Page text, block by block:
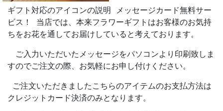
ギフト対応のアイコンの説明 メッセージカード無料サー
ビス！ 当店では、本来フラワーギフトはお客様のお気持
ちをお花を通してお届けしていると考えております。
ご入力いただいたメッセージをパソコンより印刷致しま
すのでご注文の際、お気軽にお申し付けください。
ご注文いただきましたこちらのアイテムのお支払方法は
クレジットカード決済のみとなります。